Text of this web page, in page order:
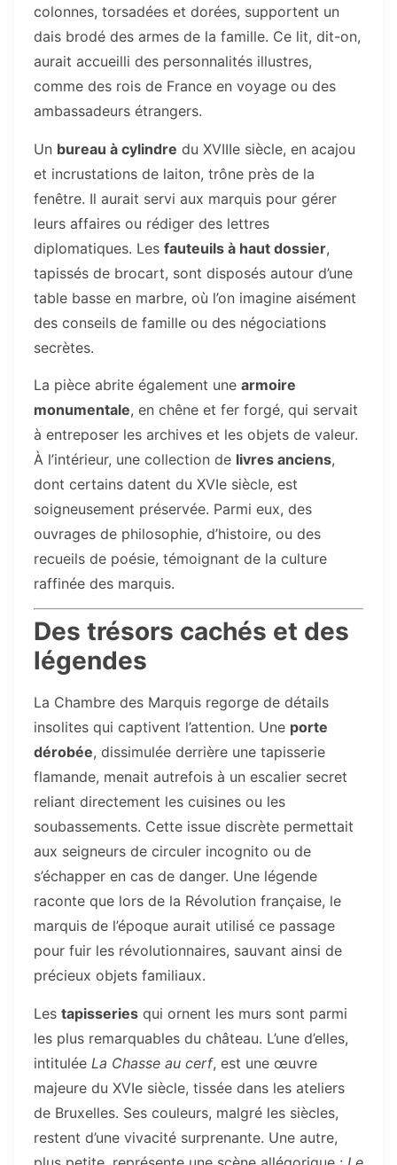
colonnes, torsadées et dorées, supportent un
dais brodé des armes de la famille. Ce lit, dit-on,
aurait accueilli des personnalités illustres,
comme des rois de France en voyage ou des
ambassadeurs étrangers.
Un bureau à cylindre du XVIIIe siècle, en acajou
et incrustations de laiton, trône près de la
fenêtre. Il aurait servi aux marquis pour gérer
leurs affaires ou rédiger des lettres
diplomatiques. Les fauteuils à haut dossier,
tapissés de brocart, sont disposés autour d’une
table basse en marbre, où l’on imagine aisément
des conseils de famille ou des négociations
secrètes.
La pièce abrite également une armoire
monumentale, en chêne et fer forgé, qui servait
à entreposer les archives et les objets de valeur.
À l’intérieur, une collection de livres anciens,
dont certains datent du XVIe siècle, est
soigneusement préservée. Parmi eux, des
ouvrages de philosophie, d’histoire, ou des
recueils de poésie, témoignant de la culture
raffinée des marquis.
Des trésors cachés et des
légendes
La Chambre des Marquis regorge de détails
insolites qui captivent l’attention. Une porte
dérobée, dissimulée derrière une tapisserie
flamande, menait autrefois à un escalier secret
reliant directement les cuisines ou les
soubassements. Cette issue discrète permettait
aux seigneurs de circuler incognito ou de
s’échapper en cas de danger. Une légende
raconte que lors de la Révolution française, le
marquis de l’époque aurait utilisé ce passage
pour fuir les révolutionnaires, sauvant ainsi de
précieux objets familiaux.
Les tapisseries qui ornent les murs sont parmi
les plus remarquables du château. L’une d’elles,
intitulée La Chasse au cerf, est une œuvre
majeure du XVIe siècle, tissée dans les ateliers
de Bruxelles. Ses couleurs, malgré les siècles,
restent d’une vivacité surprenante. Une autre,